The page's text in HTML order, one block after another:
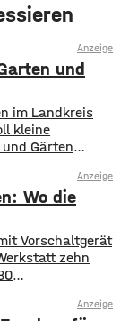
Anzeige
und
im Landkreis
kleine
Gärten
Flächen, sehr
Blühpflanzen
Ein
kann
Anzeige
Wo die
Vorschaltgerät
zehn
– nur fürs
Anzeige